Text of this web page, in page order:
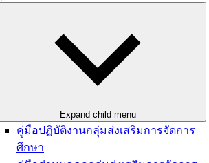
Expand child menu
คู่มือปฏิบัติงานกลุ่มส่งเสริมการจัดการ
ศึกษา